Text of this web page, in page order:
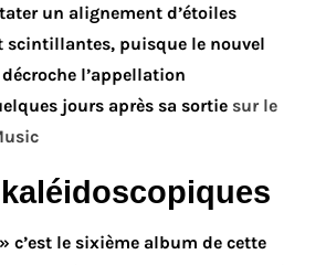
un alignement d’étoiles
scintillantes, puisque le nouvel
décroche l’appellation
jours après sa sortie sur le
kaléidoscopiques
c’est le sixième album de cette